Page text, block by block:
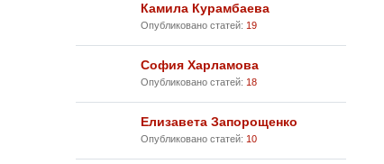
Камила Курамбаева
Опубликовано статей: 19
София Харламова
Опубликовано статей: 18
Елизавета Запорощенко
Опубликовано статей: 10